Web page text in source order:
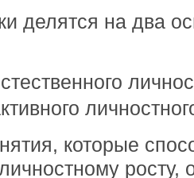
делятся на два
которые